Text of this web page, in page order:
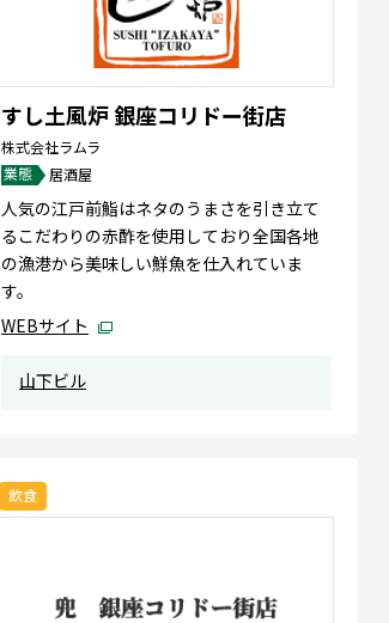
すし土風炉 銀座コリドー街店
株式会社ラムラ
業態
居酒屋
人気の江戸前鮨はネタのうまさを引き立て
るこだわりの赤酢を使用しており全国各地
の漁港から美味しい鮮魚を仕入れていま
す。
WEBサイト
山下ビル
飲食